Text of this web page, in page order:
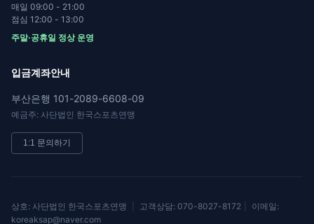
매일 09:00 - 21:00
점심 12:00 - 13:00
주말·공휴일 정상 운영
입금계좌안내
부산은행 101-2089-6608-09
예금주: 사단법인 한국스포츠연맹
1:1 문의하기
상호: 사단법인 한국스포츠연맹 고객상담: 070-8027-8172
이메일:
koreaksap@naver.com